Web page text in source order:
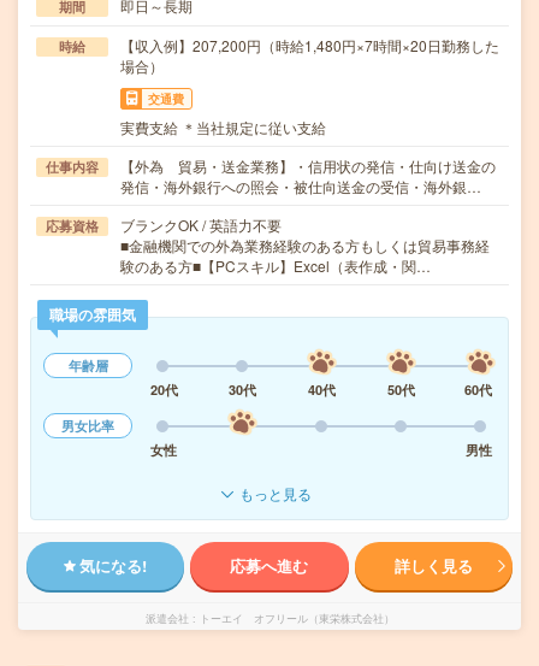
期間 即日～長期
時給
【収入例】207,200円（時給1,480円×7時間×20日勤務した
場合）
交通費
実費支給 ＊当社規定に従い支給
仕事内容
【外為 貿易・送金業務】・信用状の発信・仕向け送金の
発信・海外銀行への照会・被仕向送金の受信・海外銀…
応募資格
ブランクOK / 英語力不要
■金融機関での外為業務経験のある方もしくは貿易事務経
験のある方■【PCスキル】Excel（表作成・関…
職場の雰囲気
年齢層
20代
30代 40代 50代
60代
男女比率
女性
男性
もっと見る
気になる! 応募へ進む 詳しく見る
派遣会社 トーエイ オフリール（東栄株式会社）